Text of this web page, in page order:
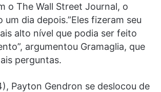
o The Wall Street Journal, o
dia depois.”Eles fizeram seu
alto nível que podia ser feito
argumentou Gramaglia, que
perguntas.
Payton Gendron se deslocou de